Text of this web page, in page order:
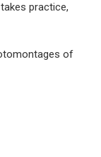
practice,
of